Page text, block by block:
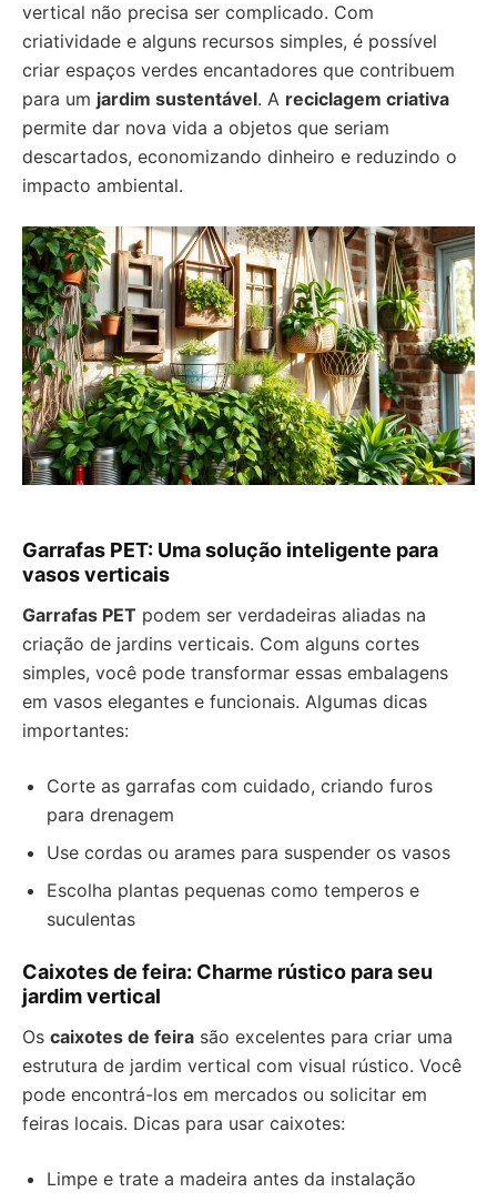
vertical não precisa ser complicado. Com
criatividade e alguns recursos simples, é possível
criar espaços verdes encantadores que contribuem
para um jardim sustentável. A reciclagem criativa
permite dar nova vida a objetos que seriam
descartados, economizando dinheiro e reduzindo o
impacto ambiental.
Garrafas PET: Uma solução inteligente para
vasos verticais
Garrafas PET podem ser verdadeiras aliadas na
criação de jardins verticais. Com alguns cortes
simples, você pode transformar essas embalagens
em vasos elegantes e funcionais. Algumas dicas
importantes:
Corte as garrafas com cuidado, criando furos
para drenagem
Use cordas ou arames para suspender os vasos
Escolha plantas pequenas como temperos e
suculentas
Caixotes de feira: Charme rústico para seu
jardim vertical
Os caixotes de feira são excelentes para criar uma
estrutura de jardim vertical com visual rústico. Você
pode encontrá-los em mercados ou solicitar em
feiras locais. Dicas para usar caixotes:
Limpe e trate a madeira antes da instalação